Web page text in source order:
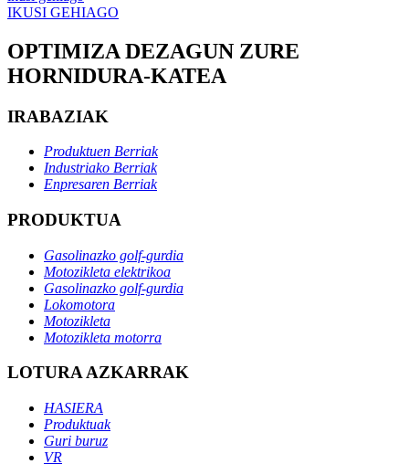
IKUSI GEHIAGO
OPTIMIZA DEZAGUN ZURE
HORNIDURA-KATEA
IRABAZIAK
Produktuen Berriak
Industriako Berriak
Enpresaren Berriak
PRODUKTUA
Gasolinazko golf-gurdia
Motozikleta elektrikoa
Gasolinazko golf-gurdia
Lokomotora
Motozikleta
Motozikleta motorra
LOTURA AZKARRAK
HASIERA
Produktuak
Guri buruz
VR